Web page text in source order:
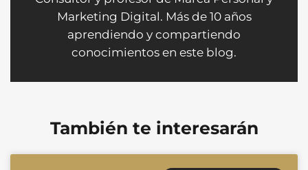
Marketing Digital. Más de 10 años
aprendiendo y compartiendo
conocimientos en este blog.
También te interesarán